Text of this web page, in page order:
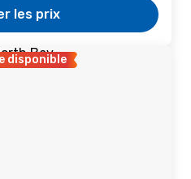
les prix
disponible